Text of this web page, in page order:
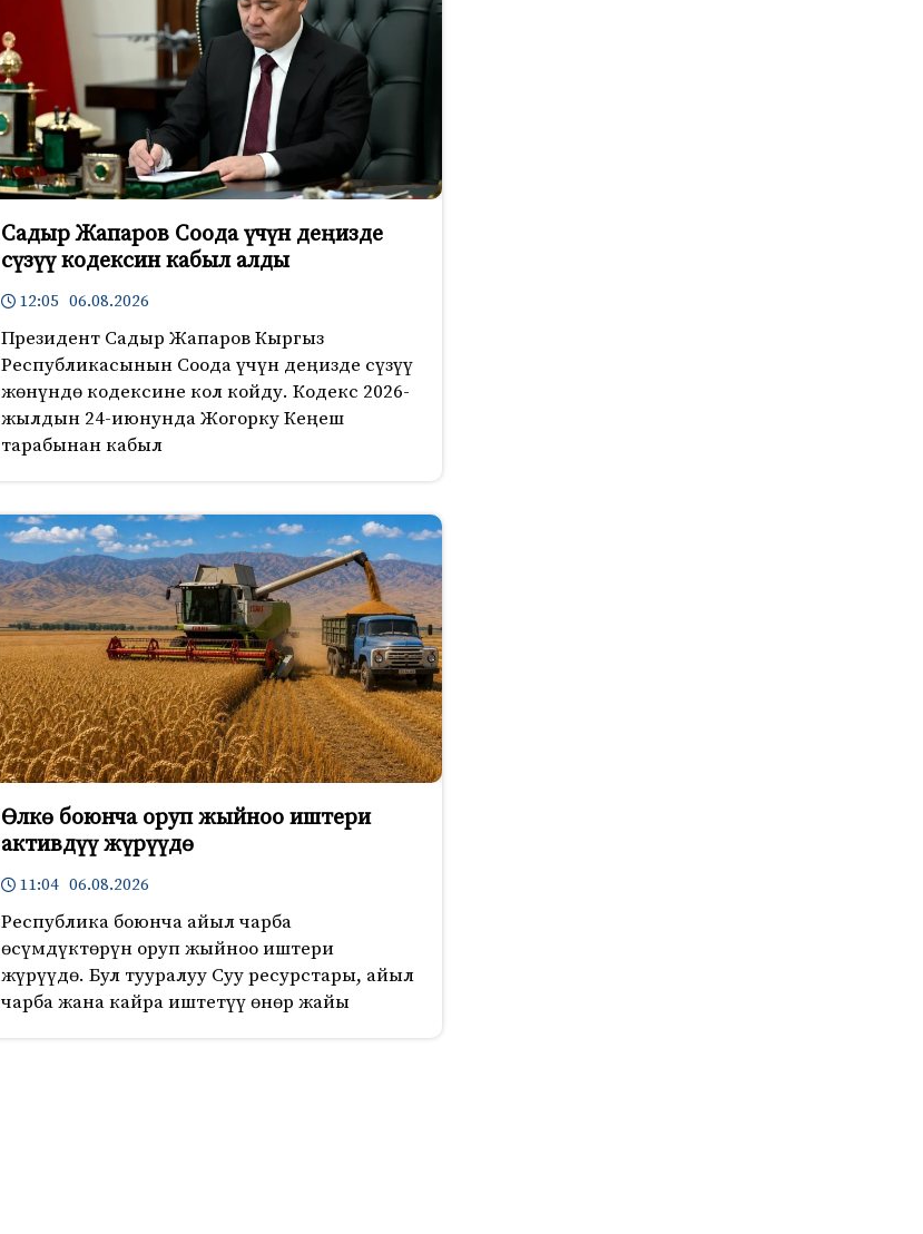
Садыр Жапаров Соода үчүн деңизде
сүзүү кодексин кабыл алды
12:05 06.08.2026
Президент Садыр Жапаров Кыргыз
Республикасынын Соода үчүн деңизде сүзүү
жөнүндө кодексине кол койду. Кодекс 2026-
жылдын 24-июнунда Жогорку Кеңеш
тарабынан кабыл
Өлкө боюнча оруп жыйноо иштери
активдүү жүрүүдө
11:04 06.08.2026
Республика боюнча айыл чарба
өсүмдүктөрүн оруп жыйноо иштери
жүрүүдө. Бул тууралуу Суу ресурстары, айыл
чарба жана кайра иштетүү өнөр жайы